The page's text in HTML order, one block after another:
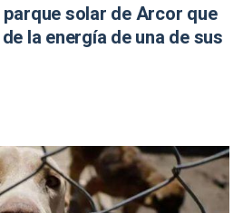
solar de Arcor que
la energía de una de sus